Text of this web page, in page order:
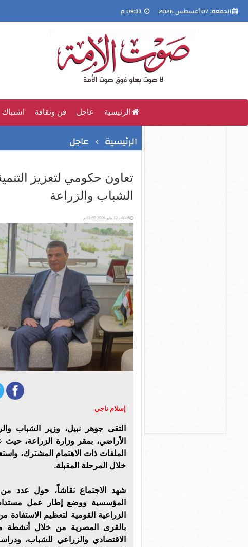
الجمعة، 07 أغسطس 2026
الرئيسية عاجل فن وثقافة اشتباك
الرئيسية عاجل
تعاون حكومي لتعزيز
الشباب والزراعة
الثلاثاء، 12 مايو 2026 01:59 م
إسلام ناجي
التقى جوهر نبيل، وزير الشباب
الأراضي، بمقر وزارة الزراعة،
الملفات ذات الاهتمام المشترك،
خلال المرحلة المقبلة.
شهد الاجتماع نقاشاً، حول عدد من
المؤسسية ووضع إطار عمل مستدام
الزراعية القومية لتعظيم
بالقرى المصرية من خلال أنشطة
الاقتصادي والزراعي للشباب،